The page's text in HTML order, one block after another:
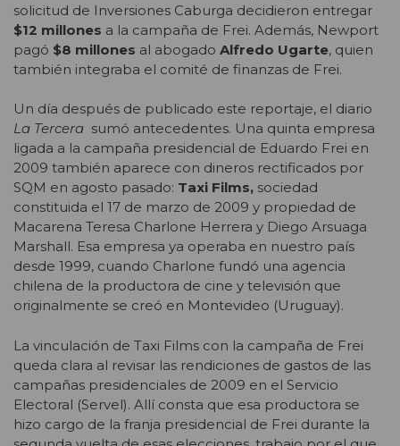
solicitud de Inversiones Caburga decidieron entregar
$12 millones a la campaña de Frei. Además, Newport
pagó $8 millones al abogado Alfredo Ugarte, quien
también integraba el comité de finanzas de Frei.
Un día después de publicado este reportaje, el diario
La Tercera sumó antecedentes. Una quinta empresa
ligada a la campaña presidencial de Eduardo Frei en
2009 también aparece con dineros rectificados por
SQM en agosto pasado: Taxi Films, sociedad
constituida el 17 de marzo de 2009 y propiedad de
Macarena Teresa Charlone Herrera y Diego Arsuaga
Marshall. Esa empresa ya operaba en nuestro país
desde 1999, cuando Charlone fundó una agencia
chilena de la productora de cine y televisión que
originalmente se creó en Montevideo (Uruguay).
La vinculación de Taxi Films con la campaña de Frei
queda clara al revisar las rendiciones de gastos de las
campañas presidenciales de 2009 en el Servicio
Electoral (Servel). Allí consta que esa productora se
hizo cargo de la franja presidencial de Frei durante la